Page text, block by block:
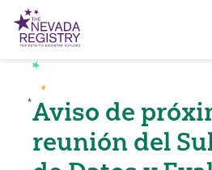
Aviso de
reunión del